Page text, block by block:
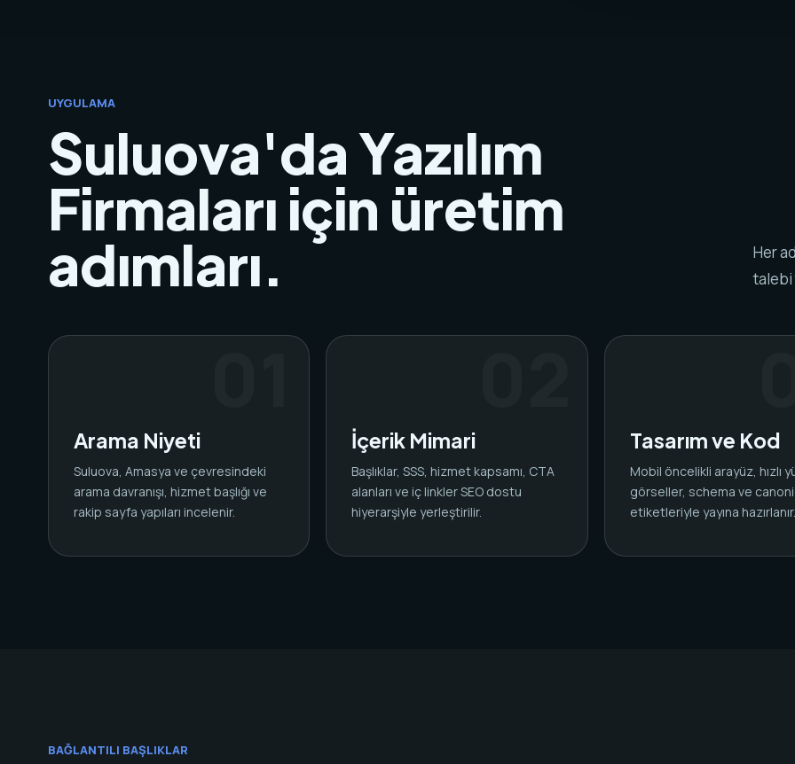
UYGULAMA
Suluova'da Yazılım
Firmaları için üretim
adımları.
Her
talebi
Arama Niyeti
Suluova, Amasya ve çevresindeki
arama davranışı, hizmet başlığı ve
rakip sayfa yapıları incelenir.
İçerik Mimari
Başlıklar, SSS, hizmet kapsamı, CTA
alanları ve iç linkler SEO dostu
hiyerarşiyle yerleştirilir.
Tasarım ve Kod
Mobil öncelikli arayüz, hızlı
görseller, schema ve
etiketleriyle yayına hazırlanır.
BAĞLANTILI BAŞLIKLAR